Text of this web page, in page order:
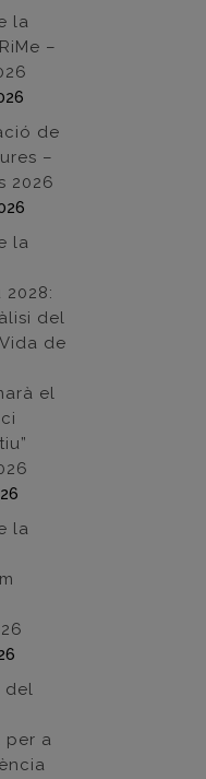
la
–
de
–
2026
la
2028:
del
de
el
la
del
per a